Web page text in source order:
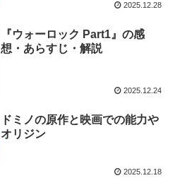
2025.12.28
『ウォーロック Part1』の感
想・あらすじ・解説
2025.12.24
ドミノの原作と映画での能力や
オリジン
2025.12.18